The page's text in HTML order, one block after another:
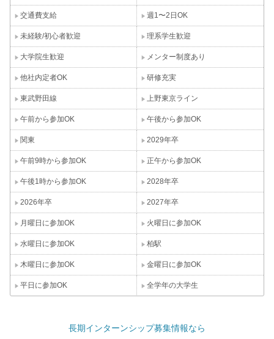
交通費支給 週1〜2日OK
未経験/初心者歓迎 理系学生歓迎
大学院生歓迎 メンター制度あり
他社内定者OK 研修充実
東武野田線 上野東京ライン
午前から参加OK 午後から参加OK
関東 2029年卒
午前9時から参加OK 正午から参加OK
午後1時から参加OK 2028年卒
2026年卒 2027年卒
月曜日に参加OK 火曜日に参加OK
水曜日に参加OK 柏駅
木曜日に参加OK 金曜日に参加OK
平日に参加OK 全学年の大学生
長期インターンシップ募集情報なら